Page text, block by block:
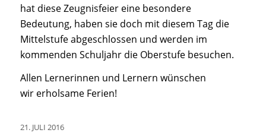
hat diese Zeugnisfeier eine besondere
Bedeutung, haben sie doch mit diesem Tag die
Mittelstufe abgeschlossen und werden im
kommenden Schuljahr die Oberstufe besuchen.
Allen Lernerinnen und Lernern wünschen
wir erholsame Ferien!
21. JULI 2016